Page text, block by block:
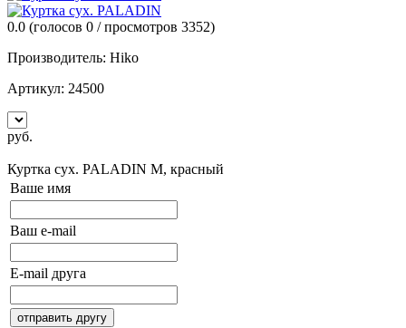
0.0 (голосов 0 / просмотров 3352)
Производитель: Hiko
Артикул: 24500
руб.
Куртка сух. PALADIN M, красный
Ваше имя
Ваш e-mail
E-mail друга